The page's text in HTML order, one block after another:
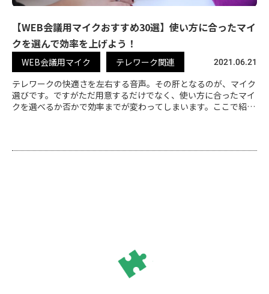
【WEB会議用マイクおすすめ30選】使い方に合ったマイ
クを選んで効率を上げよう！
WEB会議用マイク テレワーク関連 2021.06.21
テレワークの快適さを左右する音声。その肝となるのが、マイク
選びです。ですがただ用意するだけでなく、使い方に合ったマイ
クを選べるか否かで効率までが変わってしまいます。ここで紹介